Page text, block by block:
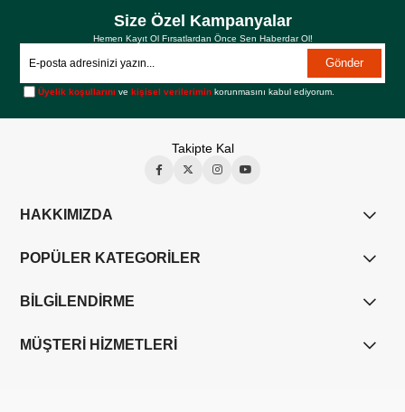
Size Özel Kampanyalar
Hemen Kayıt Ol Fırsatlardan Önce Sen Haberdar Ol!
Gönder
Üyelik koşullarını vekişisel verilerimin korunmasını kabul ediyorum.
Takipte Kal
HAKKIMIZDA
POPÜLER KATEGORİLER
BİLGİLENDİRME
MÜŞTERİ HİZMETLERİ